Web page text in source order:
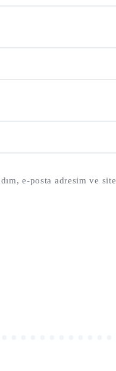
e-posta adresim ve site